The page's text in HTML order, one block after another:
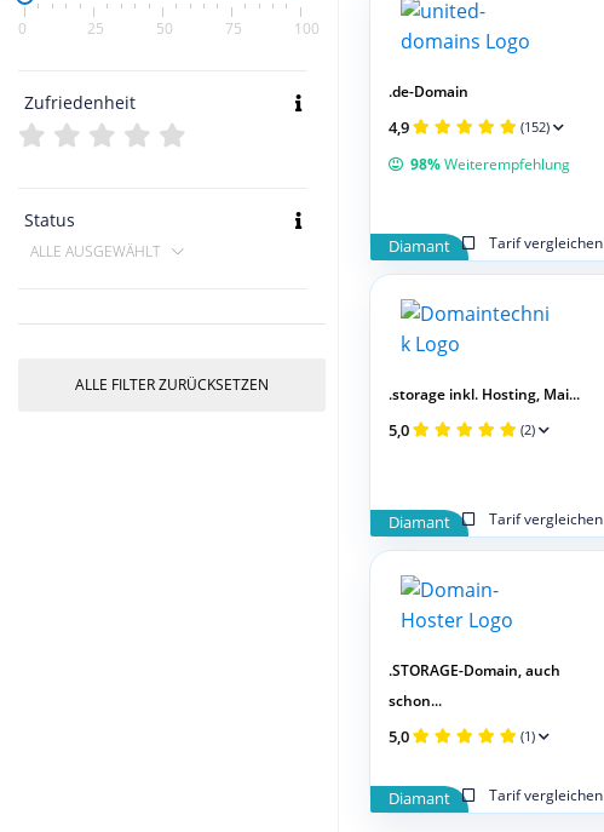
0 25 50 75 100
Zufriedenheit
Status
ALLE AUSGEWÄHLT
ALLE FILTER ZURÜCKSETZEN
Diamant Tarif vergleichen
.de-Domain
4,9 (152)
98%Weiterempfehlung
Diamant Tarif vergleichen
.storage inkl. Hosting, Mai...
5,0 (2)
Diamant Tarif vergleichen
.STORAGE-Domain, auch
schon...
5,0 (1)